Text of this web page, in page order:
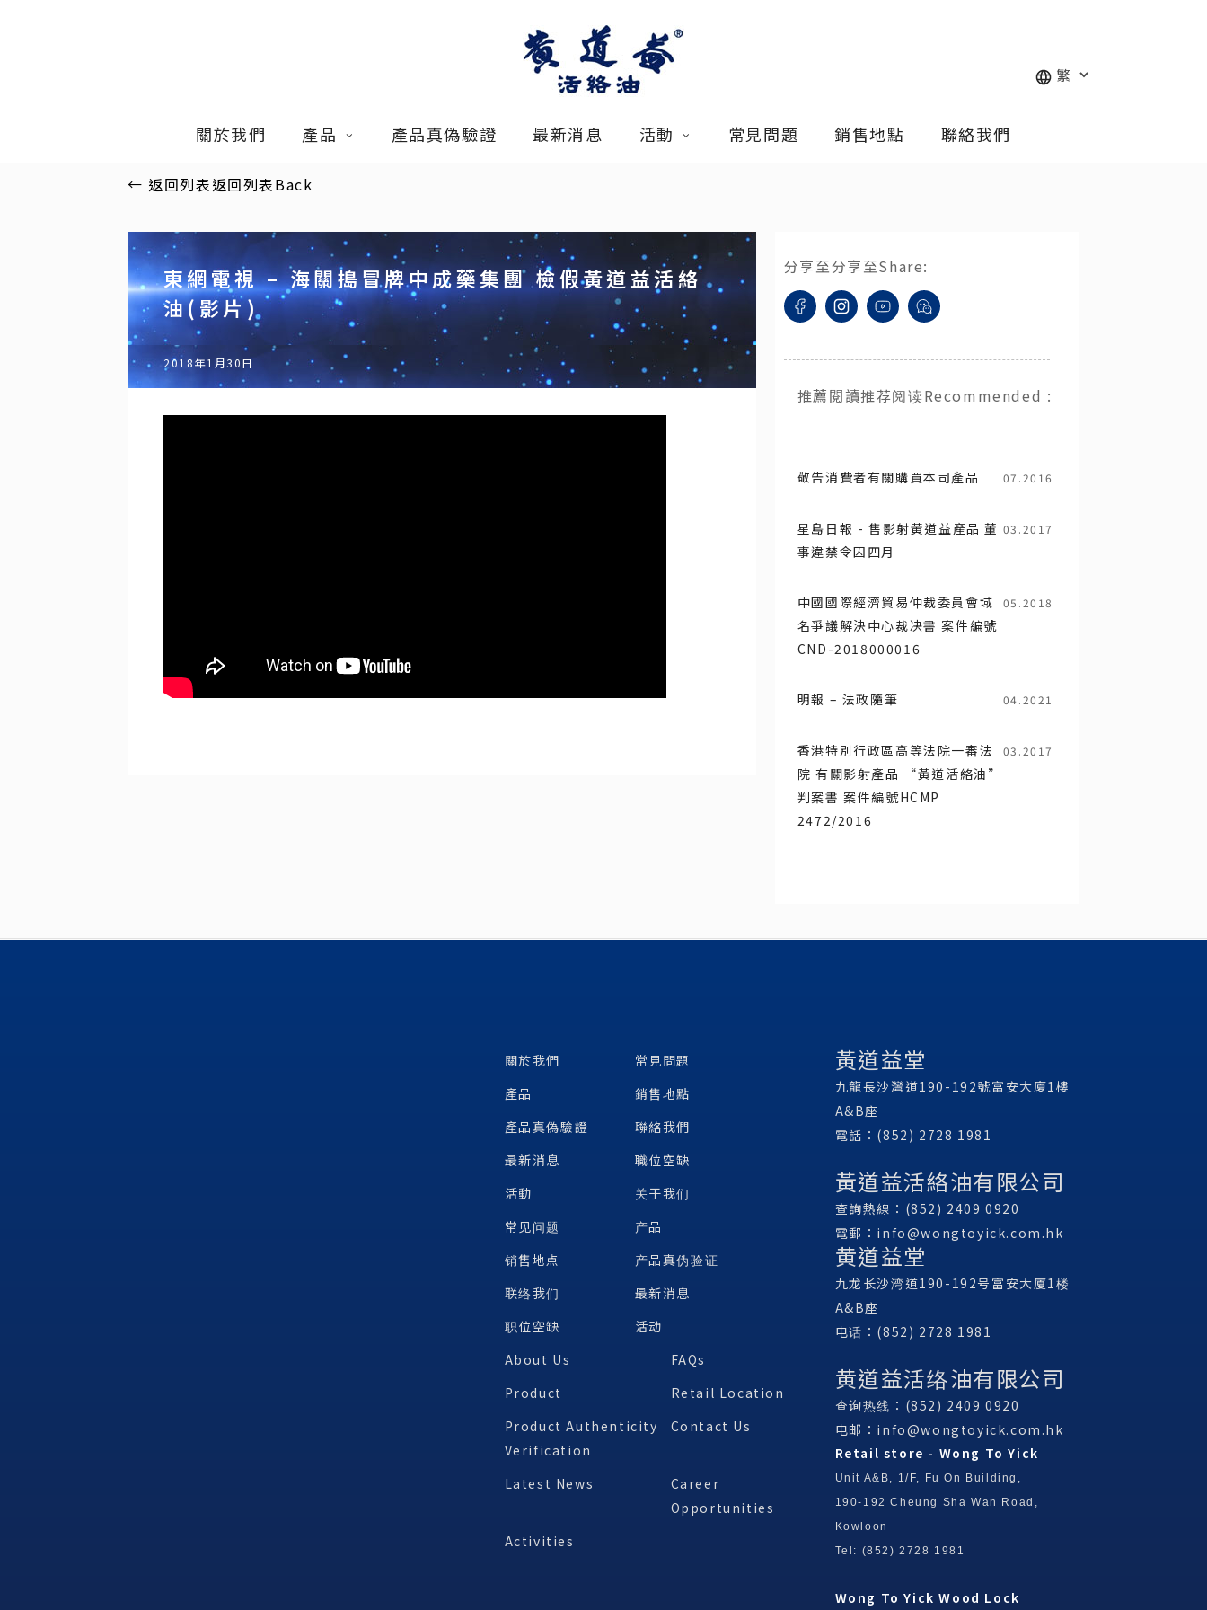
關於我們 產品 產品真偽驗證 最新消息 活動 常見問題 銷售地點 聯絡我們
← 返回列表返回列表Back
東網電視 – 海關搗冒牌中成藥集團 檢假黃道益活絡
油(影片)
2018年1月30日
分享至分享至Share:
推薦閱讀推荐阅读Recommended :
敬告消費者有關購買本司產品 07.2016
星島日報 - 售影射黃道益產品 董
事違禁令囚四月
03.2017
中國國際經濟貿易仲裁委員會域
名爭議解決中心裁决書 案件編號
CND-2018000016
05.2018
明報 – 法政隨筆 04.2021
香港特別行政區高等法院一審法
院 有關影射產品 “黃道活絡油”
判案書 案件編號HCMP
2472/2016
03.2017
關於我們
常見問題
產品
銷售地點
產品真偽驗證
聯絡我們
最新消息
職位空缺
活動
关于我们
常见问题
产品
销售地点
产品真伪验证
联络我们
最新消息
职位空缺
活动
About Us
FAQs
Product
Retail Location
Product Authenticity
Verification
Contact Us
Latest News
Career
Opportunities
Activities
黃道益堂
九龍長沙灣道190-192號富安大廈1樓
A&B座
電話：(852) 2728 1981
黃道益活絡油有限公司
查詢熱線：(852) 2409 0920
電郵： info@wongtoyick.com.hk
黄道益堂
九龙长沙湾道190-192号富安大厦1楼
A&B座
电话：(852) 2728 1981
黄道益活络油有限公司
查询热线：(852) 2409 0920
电邮： info@wongtoyick.com.hk
Retail store - Wong To Yick
Unit A&B, 1/F, Fu On Building,
190-192 Cheung Sha Wan Road,
Kowloon
Tel: (852) 2728 1981
Wong To Yick Wood Lock